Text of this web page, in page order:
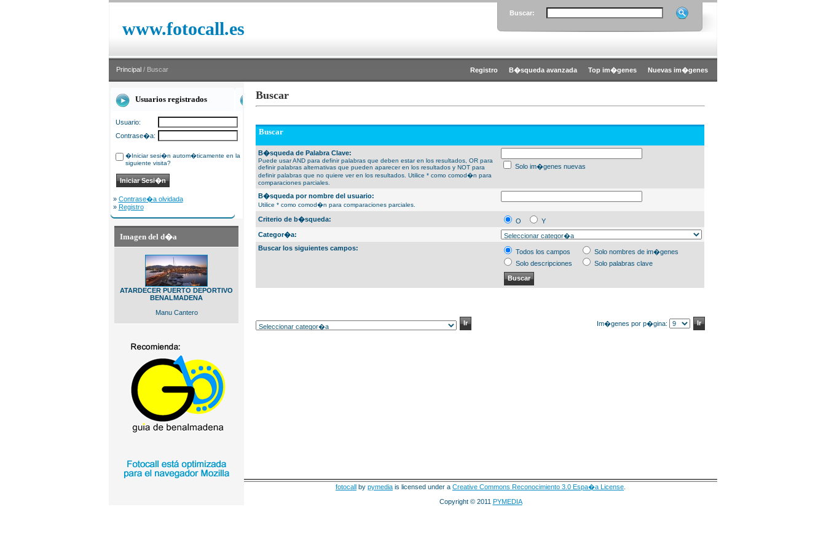
www.fotocall.es
Buscar:
Principal / Buscar Registro B�squeda avanzada Top im�genes Nuevas im�genes
Usuarios registrados
Usuario:
Contrase�a:
�Iniciar sesi�n autom�ticamente en la
siguiente visita?
» Contrase�a olvidada
» Registro
Imagen del d�a
ATARDECER PUERTO DEPORTIVO
BENALMADENA
Manu Cantero
Buscar
Buscar
B�squeda de Palabra Clave:
Puede usar AND para definir palabras que deben estar en los resultados, OR para
definir palabras alternativas que pueden aparecer en los resultados y NOT para
definir palabras que no quiere ver en los resultados. Utilice * como comod�n para
comparaciones parciales.
Solo im�genes nuevas
B�squeda por nombre del usuario:
Utilice * como comod�n para comparaciones parciales.
Criterio de b�squeda: O
Y
Categor�a:
Buscar los siguientes campos:
Todos los campos
Solo nombres de im�genes
Solo descripciones
Solo palabras clave
Im�genes por p�gina:
fotocall by pymedia is licensed under a Creative Commons Reconocimiento 3.0 Espa�a License
Copyright © 2011 PYMEDIA